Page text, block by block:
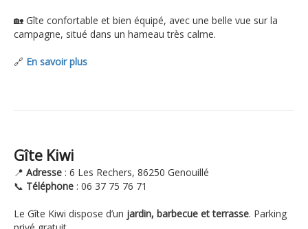
🏡 Gîte confortable et bien équipé, avec une belle vue sur la
campagne, situé dans un hameau très calme.
🔗 En savoir plus
Gîte Kiwi
📍 Adresse : 6 Les Rechers, 86250 Genouillé
📞 Téléphone : 06 37 75 76 71
Le Gîte Kiwi dispose d’un jardin, barbecue et terrasse. Parking